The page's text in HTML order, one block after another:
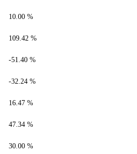
10.00 %
109.42 %
-51.40 %
-32.24 %
16.47 %
47.34 %
30.00 %